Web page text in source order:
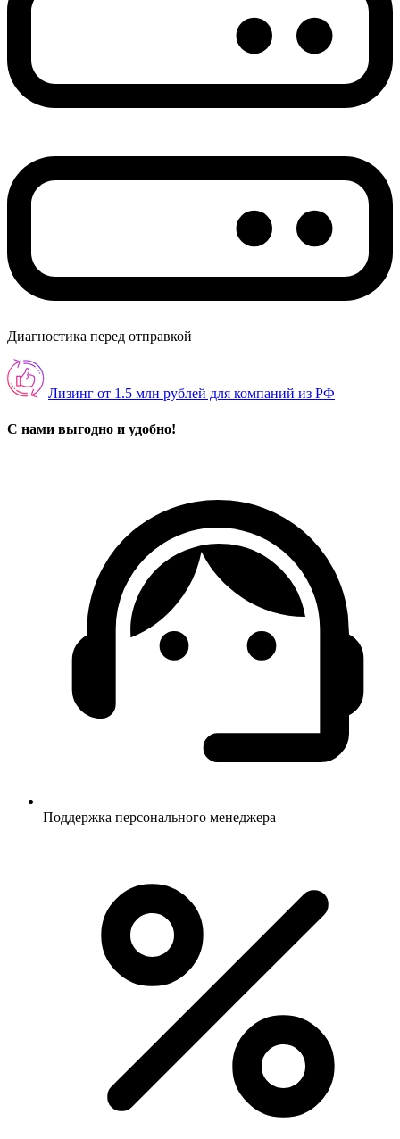
Диагностика перед отправкой
Лизинг от 1.5 млн рублей для компаний из РФ
С нами выгодно и удобно!
Поддержка персонального менеджера